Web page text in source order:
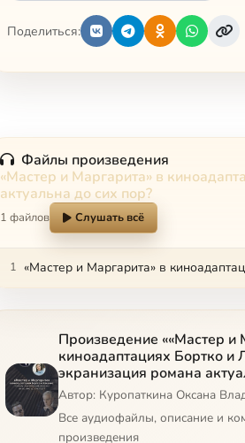
Поделиться:
Файлы произведения
«Мастер и Маргарита» в
актуальна до сих пор?
1 файлов Слушать всё
1
Произведение ««Мастер и
киноадаптациях Бортко и
экранизация романа
Автор: Куропаткина Оксана
Все аудиофайлы, описание и
произведения